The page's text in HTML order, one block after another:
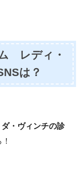
レディ・
は？
・ヴィンチの診